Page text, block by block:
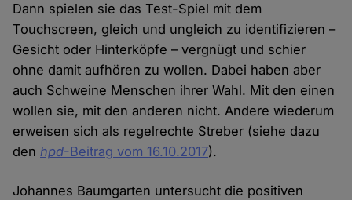
Dann spielen sie das Test-Spiel mit dem
Touchscreen, gleich und ungleich zu identifizieren –
Gesicht oder Hinterköpfe – vergnügt und schier
ohne damit aufhören zu wollen. Dabei haben aber
auch Schweine Menschen ihrer Wahl. Mit den einen
wollen sie, mit den anderen nicht. Andere wiederum
erweisen sich als regelrechte Streber (siehe dazu
denhpd-Beitrag vom 16.10.2017).
Johannes Baumgarten untersucht die positiven